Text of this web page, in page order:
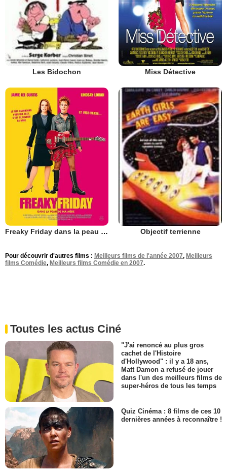
Les Bidochon Miss Détective
Freaky Friday dans la peau de ma mère Objectif terrienne
Pour découvrir d'autres films : Meilleurs films de l'année 2007, Meilleurs
films Comédie, Meilleurs films Comédie en 2007.
Toutes les actus Ciné
"J'ai renoncé au plus gros
cachet de l'Histoire
d'Hollywood" : il y a 18 ans,
Matt Damon a refusé de jouer
dans l'un des meilleurs films de
super-héros de tous les temps
Quiz Cinéma : 8 films de ces 10
dernières années à reconnaître !